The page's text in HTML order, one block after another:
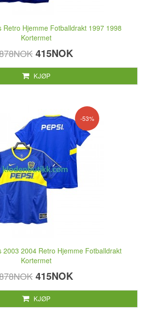
Retro Hjemme Fotballdrakt 1997 1998
Kortermet
415NOK
KJØP
-53%
2003 2004 Retro Hjemme Fotballdrakt
Kortermet
415NOK
KJØP